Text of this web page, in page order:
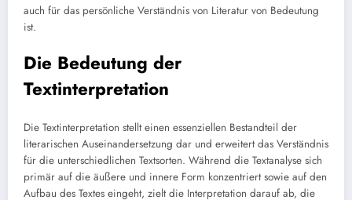
auch für das persönliche Verständnis von Literatur von Bedeutung
ist.
Die Bedeutung der
Textinterpretation
Die Textinterpretation stellt einen essenziellen Bestandteil der
literarischen Auseinandersetzung dar und erweitert das Verständnis
für die unterschiedlichen Textsorten. Während die Textanalyse sich
primär auf die äußere und innere Form konzentriert sowie auf den
Aufbau des Textes eingeht, zielt die Interpretation darauf ab, die